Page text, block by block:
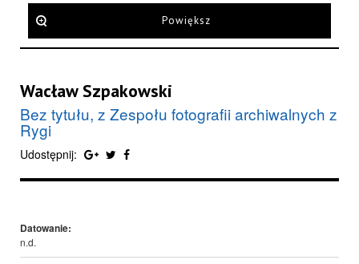
Powiększ
Wacław Szpakowski
Bez tytułu, z Zespołu fotografii archiwalnych z
Rygi
Udostępnij:
Datowanie:
n.d.